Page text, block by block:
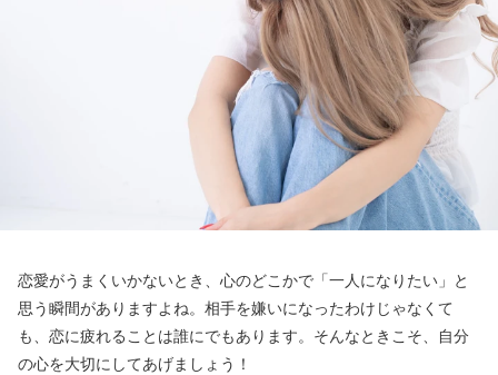
恋愛がうまくいかないとき、心のどこかで「一人になりたい」と
思う瞬間がありますよね。相手を嫌いになったわけじゃなくて
も、恋に疲れることは誰にでもあります。そんなときこそ、自分
の心を大切にしてあげましょう！